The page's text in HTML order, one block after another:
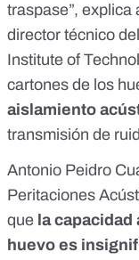
traspase”, explica
director técnico
Institute of
cartones de los
aislamiento
transmisión de
Antonio Peidro
Peritaciones
que la
huevo es